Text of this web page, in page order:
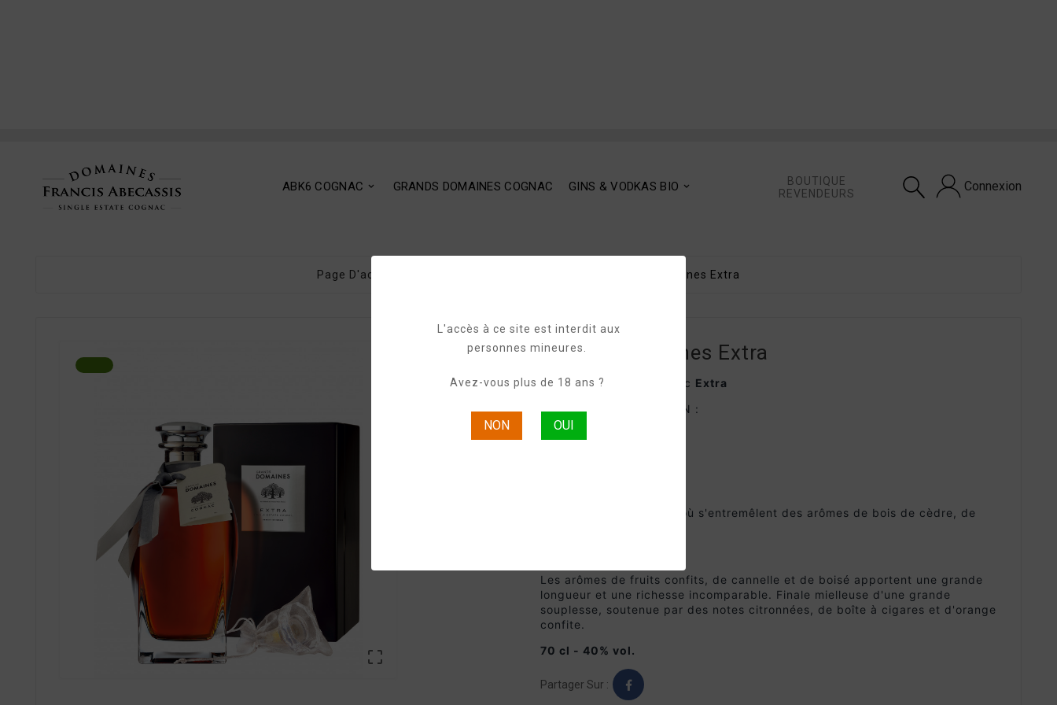
L'accès à ce site est interdit aux
personnes mineures.
Avez-vous plus de 18 ans ?
NON OUI
ABK6 COGNAC GRANDS DOMAINES COGNAC GINS & VODKAS BIO
BOUTIQUE
REVENDEURS
Connexion
Page D'accueil Grands Domaines Extra

Grands Domaines Extra
Grands Domaines Cognac Extra
NOTES DE DÉGUSTATION :
Complexité aromatique où s'entremêlent des arômes de bois de cèdre, de
Les arômes de fruits confits, de cannelle et de boisé apportent une grande
longueur et une richesse incomparable. Finale mielleuse d'une grande
souplesse, soutenue par des notes citronnées, de boîte à cigares et d'orange
confite.
70 cl - 40% vol.
Partager Sur :